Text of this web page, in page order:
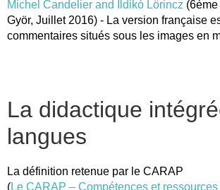
Michel Candelier and Ildikó Lörincz
Györ, Juillet 2016) - La version française
commentaires situés sous les images en
La didactique
langues
La définition retenue par le CARAP
(Le CARAP – Compétences et ressources